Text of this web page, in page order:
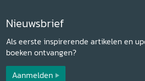
Nieuwsbrief
Als eerste inspirerende artikelen en
boeken ontvangen?
Aanmelden